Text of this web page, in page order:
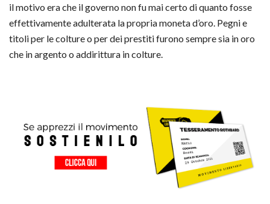
il motivo era che il governo non fu mai certo di quanto fosse
effettivamente adulterata la propria moneta d’oro. Pegni e
titoli per le colture o per dei prestiti furono sempre sia in oro
che in argento o addirittura in colture.